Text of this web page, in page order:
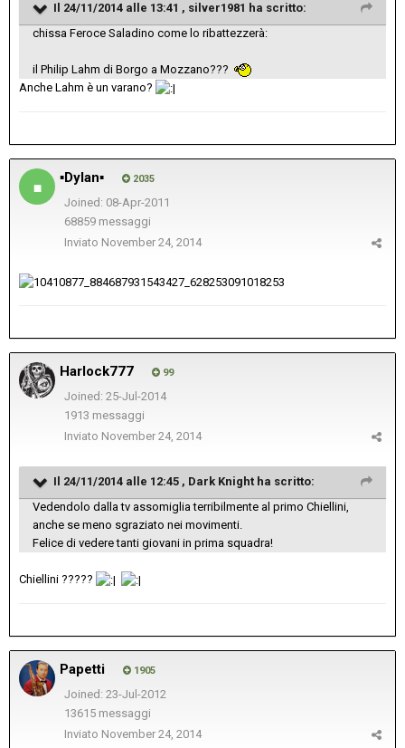
Il 24/11/2014 alle 13:41 , silver1981 ha scritto:
chissa Feroce Saladino come lo ribattezzerà:
il Philip Lahm di Borgo a Mozzano???
Anche Lahm è un varano?
▪Dylan▪ 2035
Joined: 08-Apr-2011
68859 messaggi
Inviato November 24, 2014
Harlock777 99
Joined: 25-Jul-2014
1913 messaggi
Inviato November 24, 2014
Il 24/11/2014 alle 12:45 , Dark Knight ha scritto:
Vedendolo dalla tv assomiglia terribilmente al primo Chiellini,
anche se meno sgraziato nei movimenti.
Felice di vedere tanti giovani in prima squadra!
Chiellini ?????
Papetti 1905
Joined: 23-Jul-2012
13615 messaggi
Inviato November 24, 2014